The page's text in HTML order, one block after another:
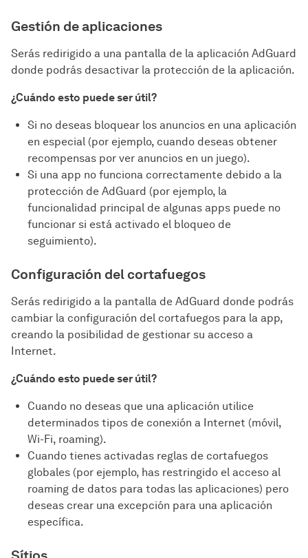
Gestión de aplicaciones
Serás redirigido a una pantalla de la aplicación AdGuard
donde podrás desactivar la protección de la aplicación.
¿Cuándo esto puede ser útil?
Si no deseas bloquear los anuncios en una aplicación
en especial (por ejemplo, cuando deseas obtener
recompensas por ver anuncios en un juego).
Si una app no funciona correctamente debido a la
protección de AdGuard (por ejemplo, la
funcionalidad principal de algunas apps puede no
funcionar si está activado el bloqueo de
seguimiento).
Configuración del cortafuegos
Serás redirigido a la pantalla de AdGuard donde podrás
cambiar la configuración del cortafuegos para la app,
creando la posibilidad de gestionar su acceso a
Internet.
¿Cuándo esto puede ser útil?
Cuando no deseas que una aplicación utilice
determinados tipos de conexión a Internet (móvil,
Wi-Fi, roaming).
Cuando tienes activadas reglas de cortafuegos
globales (por ejemplo, has restringido el acceso al
roaming de datos para todas las aplicaciones) pero
deseas crear una excepción para una aplicación
específica.